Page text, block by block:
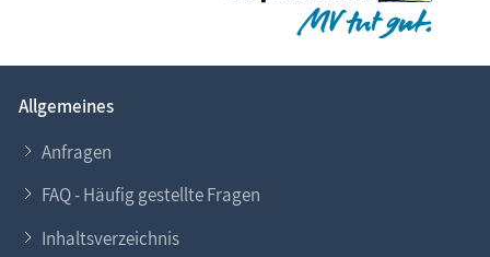
Allgemeines
Anfragen
FAQ - Häufig gestellte Fragen
Inhaltsverzeichnis